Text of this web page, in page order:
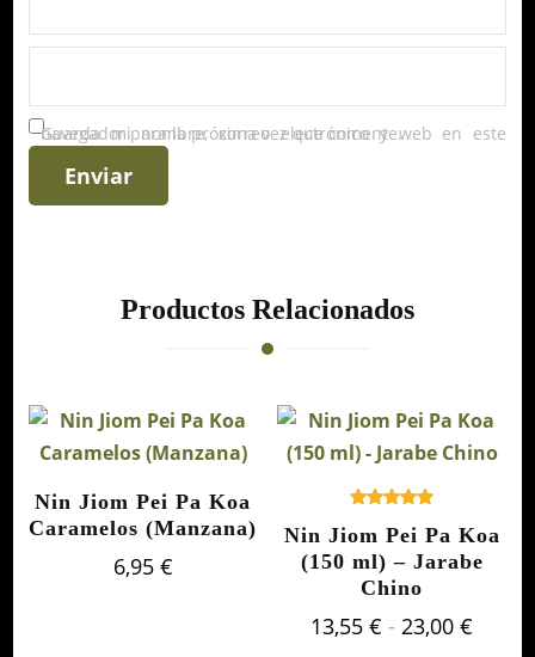
Guarda mi nombre, correo electrónico y web en este navegador para la próxima vez que comente.
Productos Relacionados
Nin Jiom Pei Pa Koa
Caramelos (Manzana)
6,95 €
Nin Jiom Pei Pa Koa
(150 ml) – Jarabe
Chino
con
5.00
de 5
13,55€ - 23,00€